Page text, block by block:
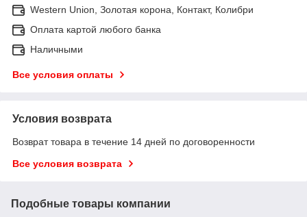
Western Union, Золотая корона, Контакт, Колибри
Оплата картой любого банка
Наличными
Все условия оплаты
Условия возврата
Возврат товара в течение 14 дней по договоренности
Все условия возврата
Подобные товары компании